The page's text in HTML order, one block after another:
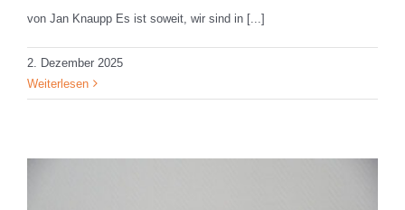
von Jan Knaupp Es ist soweit, wir sind in [...]
2. Dezember 2025
Weiterlesen